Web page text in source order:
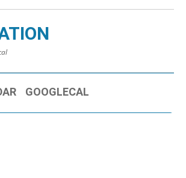
GOOGLECAL